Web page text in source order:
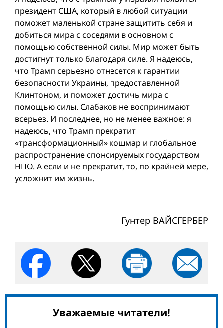
президент США, который в любой ситуации
поможет маленькой стране защитить себя и
добиться мира с соседями в основном с
помощью собственной силы. Мир может быть
достигнут только благодаря силе. Я надеюсь,
что Трамп серьезно отнесется к гарантии
безопасности Украины, предоставленной
Клинтоном, и поможет достичь мира с
помощью силы. Слабаков не воспринимают
всерьез. И последнее, но не менее важное: я
надеюсь, что Трамп прекратит
«трансформационный» кошмар и глобальное
распространение спонсируемых государством
НПО. А если и не прекратит, то, по крайней мере,
усложнит им жизнь.
Гунтер ВАЙСГЕРБЕР
Уважаемые читатели!